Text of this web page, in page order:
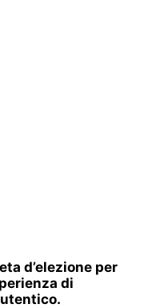
d’elezione per
di